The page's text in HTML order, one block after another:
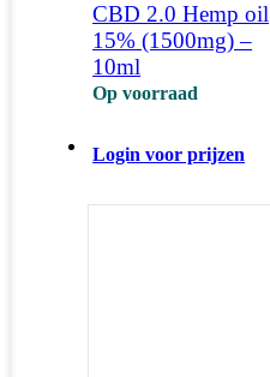
CBD 2.0 Hemp oil
15% (1500mg) –
10ml
Op voorraad
Login voor prijzen